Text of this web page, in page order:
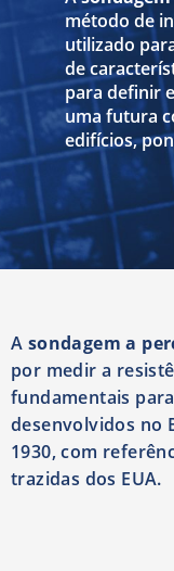
método de
utilizado
de
para definir
uma futura
edifícios,
A sondagem a
por medir a
fundamentais
desenvolvidos no
1930, com
trazidas dos EUA.